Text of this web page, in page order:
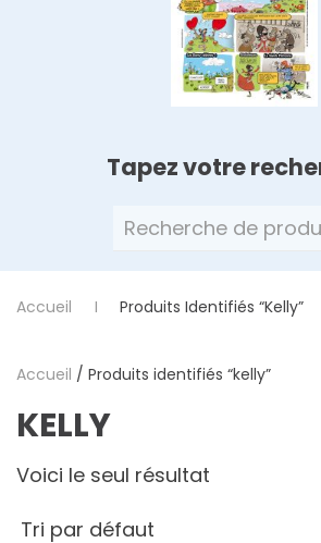
Tapez votre
Recherche
Accueil Produits Identifiés “kelly”
Accueil / Produits identifiés “kelly”
KELLY
Voici le seul résultat